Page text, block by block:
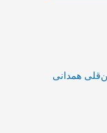
همدانی